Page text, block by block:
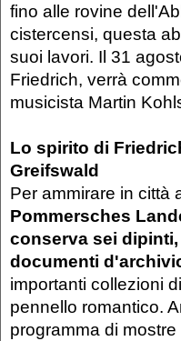
fino alle rovine
cistercensi, questa
suoi lavori. Il 31
Friedrich, verrà
musicista Martin
Lo spirito di
Greifswald
Per ammirare in città
Pommersches
conserva sei
documenti
importanti collezioni
pennello romantico.
programma di